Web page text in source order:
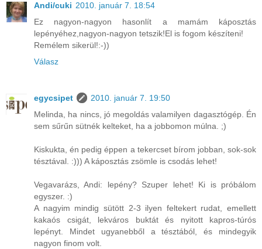
Andi/cuki 2010. január 7. 18:54
Ez nagyon-nagyon hasonlít a mamám káposztás
lepényéhez,nagyon-nagyon tetszik!El is fogom készíteni!
Remélem sikerül!:-))
Válasz
egycsipet
2010. január 7. 19:50
Melinda, ha nincs, jó megoldás valamilyen dagasztógép. Én
sem sűrűn sütnék kelteket, ha a jobbomon múlna. ;)
Kiskukta, én pedig éppen a tekercset bírom jobban, sok-sok
tésztával. :))) A káposztás zsömle is csodás lehet!
Vegavarázs, Andi: lepény? Szuper lehet! Ki is próbálom
egyszer. :)
A nagyim mindig sütött 2-3 ilyen feltekert rudat, emellett
kakaós csigát, lekváros buktát és nyitott kapros-túrós
lepényt. Mindet ugyanebből a tésztából, és mindegyik
nagyon finom volt.